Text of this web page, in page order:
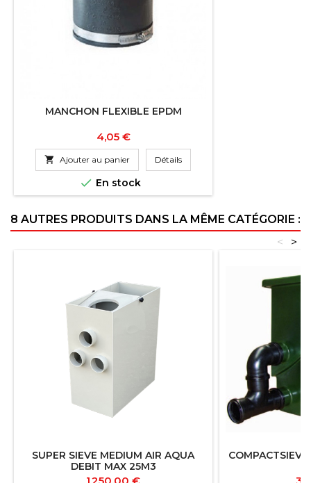
MANCHON FLEXIBLE EPDM
Prix
4,05 €
 Ajouter au panier Détails
 En stock
8 AUTRES PRODUITS DANS LA MÊME CATÉGORIE :
>
<
SUPER SIEVE MEDIUM AIR AQUA
DEBIT MAX 25M3
Prix